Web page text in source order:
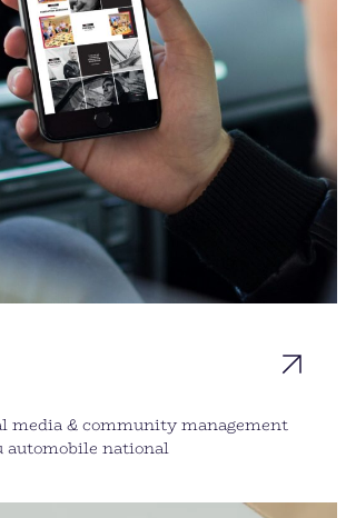
media & community management
automobile national